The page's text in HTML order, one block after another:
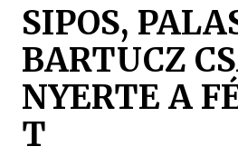
SIPOS,
BARTUCZ
NYERTE A
T